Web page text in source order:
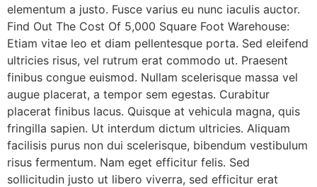
elementum a justo. Fusce varius eu nunc iaculis auctor.
Find Out The Cost Of 5,000 Square Foot Warehouse:
Etiam vitae leo et diam pellentesque porta. Sed eleifend
ultricies risus, vel rutrum erat commodo ut. Praesent
finibus congue euismod. Nullam scelerisque massa vel
augue placerat, a tempor sem egestas. Curabitur
placerat finibus lacus. Quisque at vehicula magna, quis
fringilla sapien. Ut interdum dictum ultricies. Aliquam
facilisis purus non dui scelerisque, bibendum vestibulum
risus fermentum. Nam eget efficitur felis. Sed
sollicitudin justo ut libero viverra, sed efficitur erat